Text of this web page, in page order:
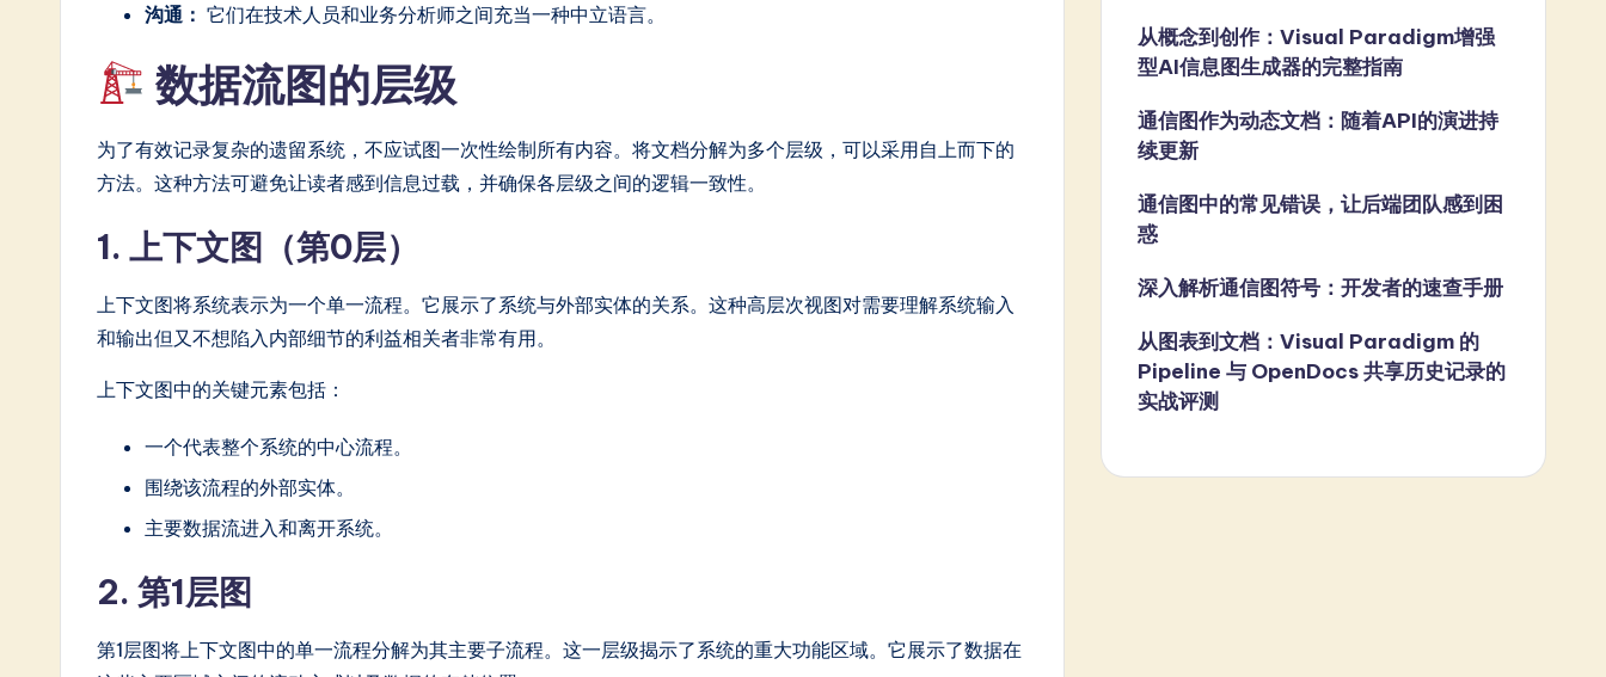
In
ti
沟通： 它们在技术人员和业务分析师之间充当一种中立语言。
数据流图的层级
为了有效记录复杂的遗留系统，不应试图一次性绘制所有内容。将文档分解为多个层级，可以采用自上而下的
方法。这种方法可避免让读者感到信息过载，并确保各层级之间的逻辑一致性。
1. 上下文图（第0层）
上下文图将系统表示为一个单一流程。它展示了系统与外部实体的关系。这种高层次视图对需要理解系统输入
和输出但又不想陷入内部细节的利益相关者非常有用。
上下文图中的关键元素包括：
一个代表整个系统的中心流程。
围绕该流程的外部实体。
主要数据流进入和离开系统。
2. 第1层图
第1层图将上下文图中的单一流程分解为其主要子流程。这一层级揭示了系统的重大功能区域。它展示了数据在
从概念到创作：Visual Paradigm增强
型AI信息图生成器的完整指南
通信图作为动态文档：随着API的演进持
续更新
通信图中的常见错误，让后端团队感到困
惑
深入解析通信图符号：开发者的速查手册
从图表到文档：Visual Paradigm 的
Pipeline 与 OpenDocs 共享历史记录的
实战评测